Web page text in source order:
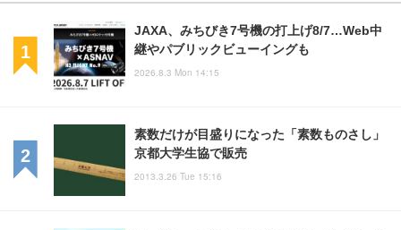
JAXA、みちびき7号機の打上げ8/7…Web中
継やパブリックビューイングも
2026.8.3 Mon 14:15
素数だけが目盛りになった「素数ものさし」
京都大学生協で販売
2013.3.26 Tue 15:16